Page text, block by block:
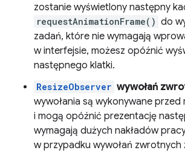
zostanie wyświetlony następny
requestAnimationFrame() do
zadań, które nie wymagają
w interfejsie, możesz opóźnić
następnego klatki.
ResizeObserver wywołań
wywołania są wykonywane przed
i mogą opóźnić prezentację
wymagają dużych nakładów
w przypadku wywołań zwrotnych